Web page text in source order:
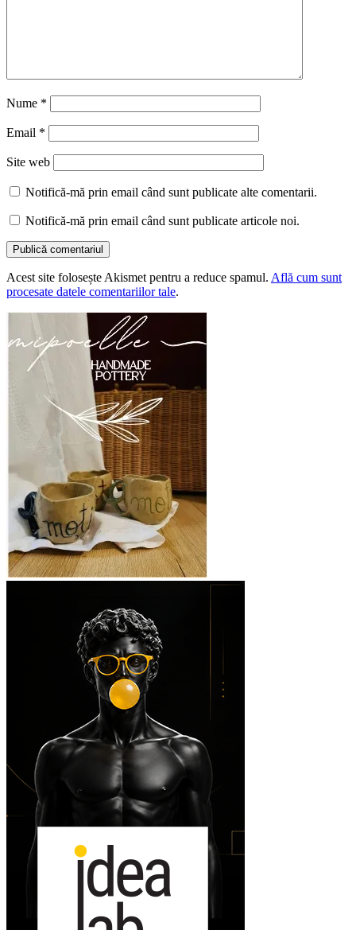
Nume *
Email *
Site web
Notifică-mă prin email când sunt publicate alte comentarii.
Notifică-mă prin email când sunt publicate articole noi.
Acest site folosește Akismet pentru a reduce spamul. Află cum sunt
procesate datele comentariilor tale.